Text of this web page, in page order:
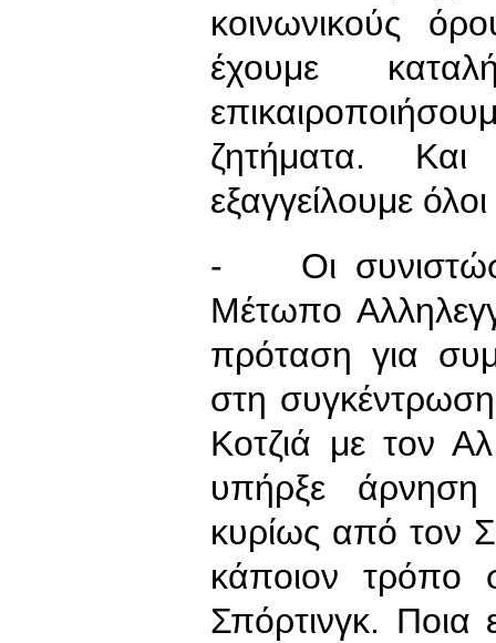
κοινωνικούς
έχουμε
ζητήματα.
εξαγγείλουμε
- Οι
Μέτωπο
πρόταση για
στη
Κοτζιά με τον
υπήρξε
κυρίως από τον
κάποιον τρόπο
Σπόρτινγκ.